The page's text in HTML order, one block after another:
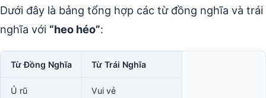
Dưới đây là bảng tổng hợp các từ đồng nghĩa và trái
nghĩa với “heo héo”:
Từ Đồng Nghĩa Từ Trái Nghĩa
Ủ rũ Vui vẻ